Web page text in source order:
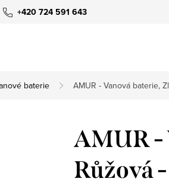
+420 724 591 643
baterie AMUR - Vanová baterie,
AMUR -
Růžová